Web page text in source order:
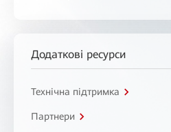
Додаткові ресурси
Технічна підтримка
Партнери